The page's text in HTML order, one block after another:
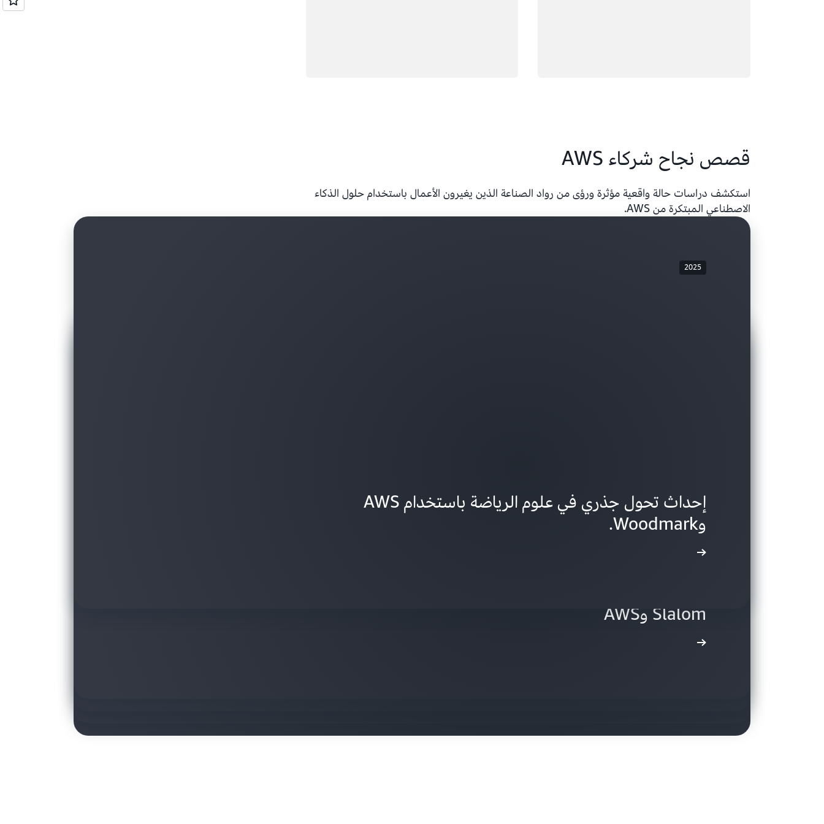
قصص نجاح شركاء AWS
استكشف دراسات حالة واقعية مؤثرة ورؤى من رواد الصناعة الذين يغيرون الأعمال باستخدام حلول الذكاء
الاصطناعي المبتكرة من AWS.
2025
إحداث تحول جذري في علوم الرياضة باستخدام AWS
وWoodmark.
Slalom وAWS
الاصطناعي المُولِّد، مدعومًا بـ MongoDB وAnthropic وAWS.
وAWS وNVIDIA
والذكاء الاصطناعي وAWS